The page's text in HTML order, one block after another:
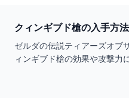
クィンギブド槍の入手方
ゼルダの伝説ティアーズオブ
ィンギブド槍の効果や攻撃力